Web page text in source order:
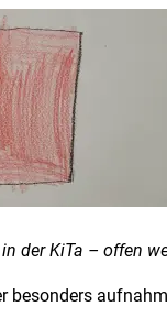
in der KiTa – offen
besonders